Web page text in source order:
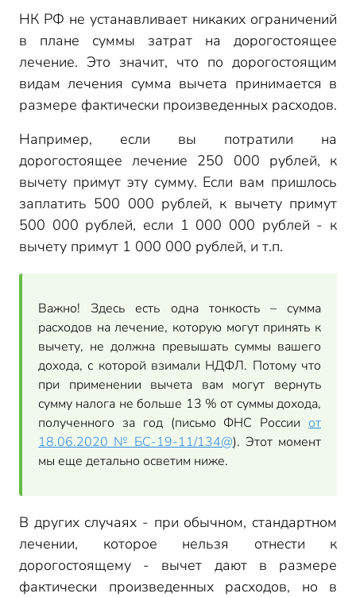
НК РФ не устанавливает никаких ограничений
в плане суммы затрат на дорогостоящее
лечение. Это значит, что по дорогостоящим
видам лечения сумма вычета принимается в
размере фактически произведенных расходов.
Например, если вы потратили на
дорогостоящее лечение 250 000 рублей, к
вычету примут эту сумму. Если вам пришлось
заплатить 500 000 рублей, к вычету примут
500 000 рублей, если 1 000 000 рублей - к
вычету примут 1 000 000 рублей, и т.п.
Важно! Здесь есть одна тонкость – сумма
расходов на лечение, которую могут принять к
вычету, не должна превышать суммы вашего
дохода, с которой взимали НДФЛ. Потому что
при применении вычета вам могут вернуть
сумму налога не больше 13 % от суммы дохода,
полученного за год (письмо ФНС России от
18.06.2020 № БС-19-11/134@). Этот момент
мы еще детально осветим ниже.
В других случаях - при обычном, стандартном
лечении, которое нельзя отнести к
дорогостоящему - вычет дают в размере
фактически произведенных расходов, но в